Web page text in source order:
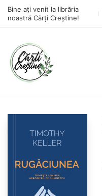
Bine ați venit la librăria
noastră Cărți Creștine!